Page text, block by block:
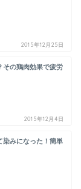
2015年12月25日
その鶏肉効果で疲労
2015年12月4日
染みになった！簡単